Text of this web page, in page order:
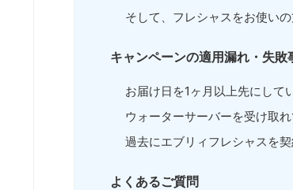
そして、フレシャスをお使い
キャンペーンの適用漏れ・失敗
お届け日を1ヶ月以上先にして
ウォーターサーバーを受け取
過去にエブリィフレシャスを
よくあるご質問